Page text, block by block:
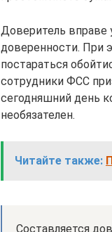
Доверитель вправе
доверенности. При
постараться
сотрудники ФСС
сегодняшний день
необязателен.
Читайте также:
Составляется